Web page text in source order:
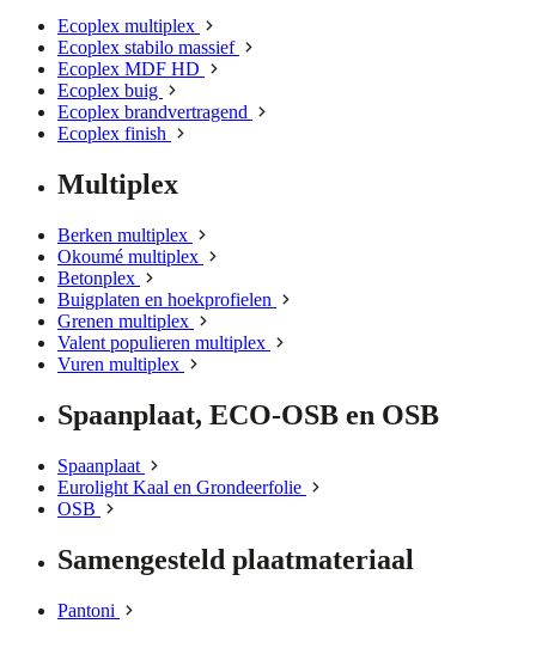
Ecoplex multiplex
Ecoplex stabilo massief
Ecoplex MDF HD
Ecoplex buig
Ecoplex brandvertragend
Ecoplex finish
Multiplex
Berken multiplex
Okoumé multiplex
Betonplex
Buigplaten en hoekprofielen
Grenen multiplex
Valent populieren multiplex
Vuren multiplex
Spaanplaat, ECO-OSB en OSB
Spaanplaat
Eurolight Kaal en Grondeerfolie
OSB
Samengesteld plaatmateriaal
Pantoni